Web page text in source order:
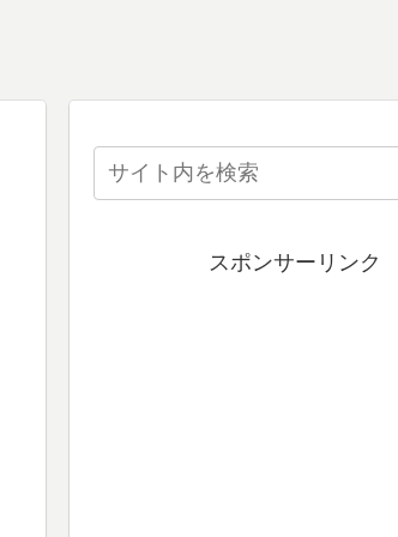
スポンサーリンク